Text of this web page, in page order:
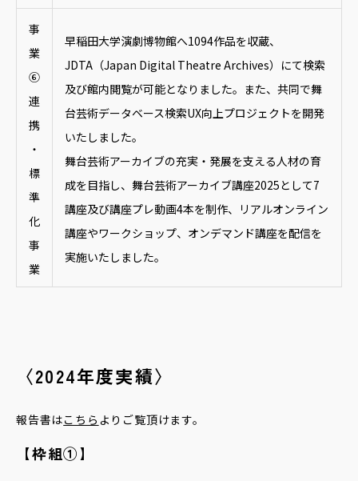
事
業
⑥
連
携
・
標
準
化
事
業
早稲田大学演劇博物館へ1094作品を収蔵、
JDTA（Japan Digital Theatre Archives）にて検索
及び館内閲覧が可能となりました。また、共同で舞
台芸術データベース検索UX向上プロジェクトを開発
いたしました。
舞台芸術アーカイブの充実・発展を支える人材の育
成を目指し、舞台芸術アーカイブ講座2025として7
講座及び講座プレ動画4本を制作、リアルオンライン
講座やワークショップ、オンデマンド講座を配信を
実施いたしました。
〈2024年度実績〉
報告書はこちら よりご覧頂けます。
【枠組①】